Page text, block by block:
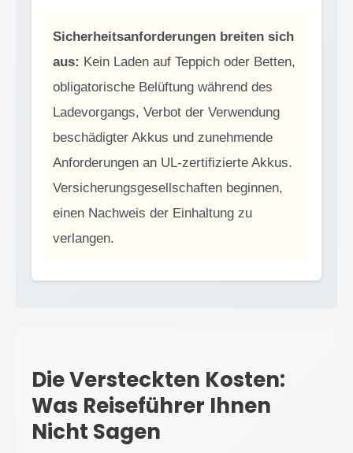
Sicherheitsanforderungen breiten sich
aus: Kein Laden auf Teppich oder Betten,
obligatorische Belüftung während des
Ladevorgangs, Verbot der Verwendung
beschädigter Akkus und zunehmende
Anforderungen an UL-zertifizierte Akkus.
Versicherungsgesellschaften beginnen,
einen Nachweis der Einhaltung zu
verlangen.
Die Versteckten Kosten:
Was Reiseführer Ihnen
Nicht Sagen